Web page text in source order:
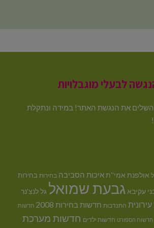
לבעלי מוגבלויות
את הנגשת האתר! במידה ונתקלת
אולפנת אמי''תאיכות הסביבה בחירות בחירות
עקיבא גבעת שמואל גל לנצ'נר
התנדבות חדשות בחירות 2008 חדשות
חדשות הספורט חדשות ילדים חדשות מערכת